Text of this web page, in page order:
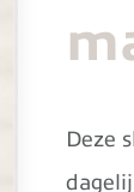
Deze